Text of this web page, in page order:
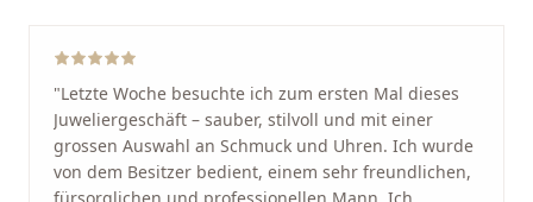
Arbeit und seine Kunden wirklich am Herzen liegen.
Service und echte Herzlichkeit schätzt, ist hier genau
richtig."
"Letzte Woche besuchte ich zum ersten Mal dieses
Juweliergeschäft – sauber, stilvoll und mit einer
grossen Auswahl an Schmuck und Uhren. Ich wurde
von dem Besitzer bedient, einem sehr freundlichen,
fürsorglichen und professionellen Mann. Ich